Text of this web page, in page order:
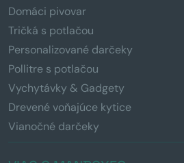
Domáci pivovar
Tričká s potlačou
Personalizované darčeky
Pollitre s potlačou
Vychytávky & Gadgety
Drevené voňajúce kytice
Vianočné darčeky